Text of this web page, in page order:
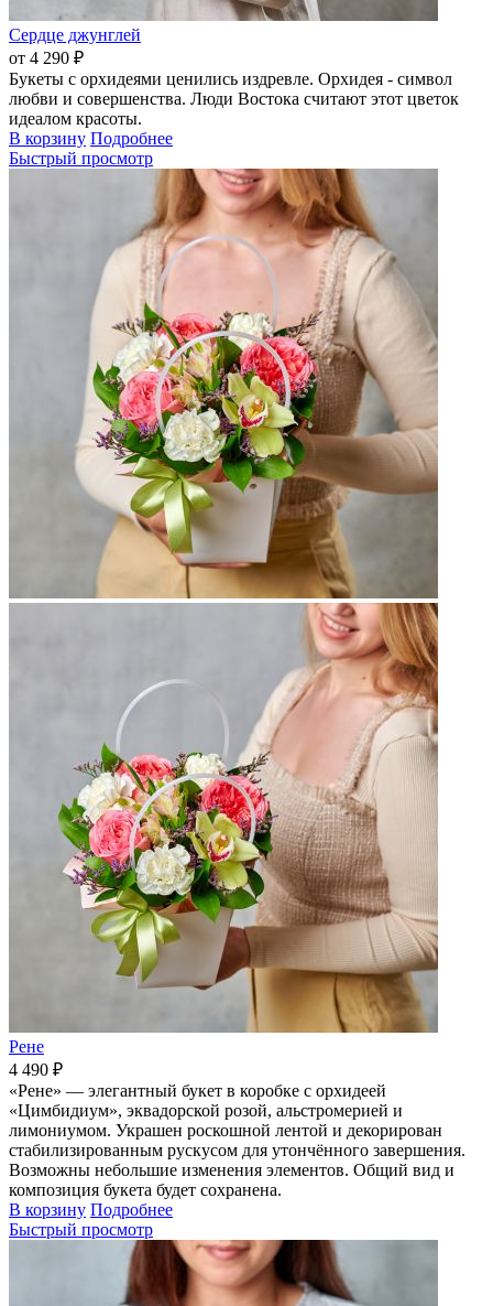
Сердце джунглей
от 4 290 ₽
Букеты с орхидеями ценились издревле. Орхидея - символ
любви и совершенства. Люди Востока считают этот цветок
идеалом красоты.
В корзину Подробнее
Быстрый просмотр
Рене
4 490 ₽
«Рене» — элегантный букет в коробке с орхидеей
«Цимбидиум», эквадорской розой, альстромерией и
лимониумом. Украшен роскошной лентой и декорирован
стабилизированным рускусом для утончённого завершения.
Возможны небольшие изменения элементов. Общий вид и
композиция букета будет сохранена.
В корзину Подробнее
Быстрый просмотр